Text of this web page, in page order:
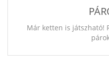
Már ketten is játszható!